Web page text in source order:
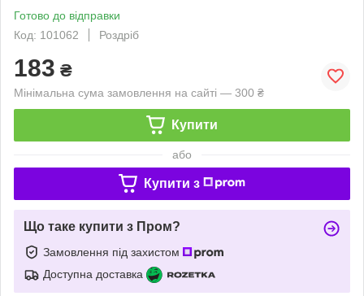
Готово до відправки
Код: 101062
Роздріб
183 ₴
Мінімальна сума замовлення на сайті — 300 ₴
Купити
або
Купити з
Що таке купити з Пром?
Замовлення під захистом
Доступна доставка